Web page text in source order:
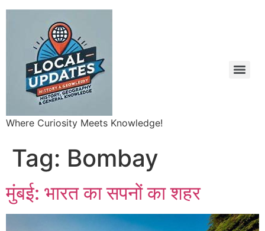
Where Curiosity Meets Knowledge!
Tag: Bombay
मुंबई: भारत का सपनों का शहर